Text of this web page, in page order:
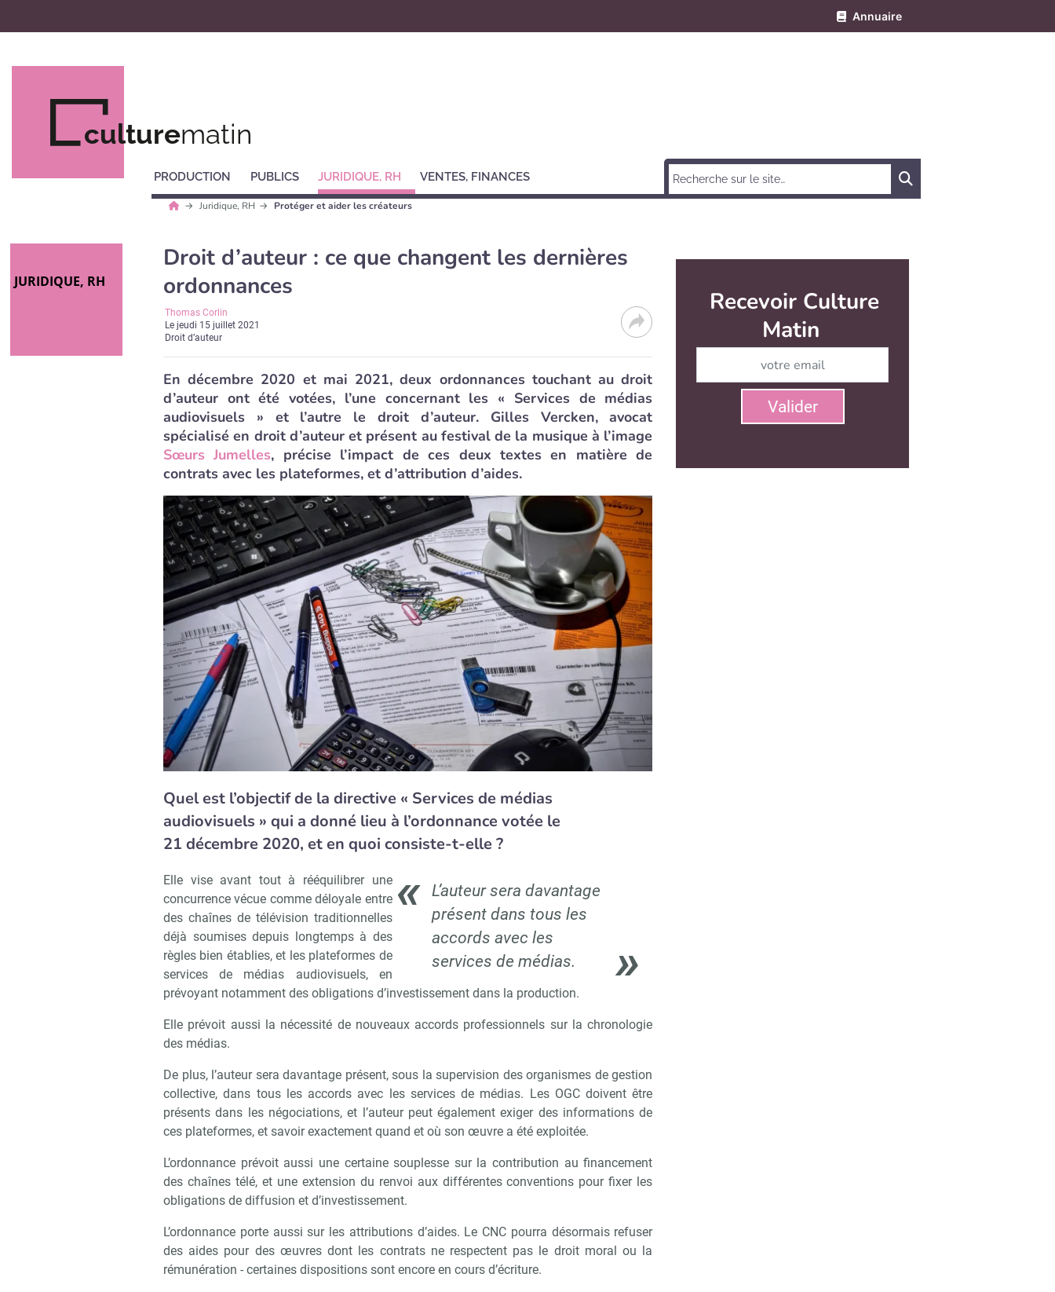
Annuaire
culturematin
PRODUCTION PUBLICS JURIDIQUE, RH VENTES, FINANCES
Juridique, RH Protéger et aider les créateurs
JURIDIQUE, RH
Droit d’auteur : ce que changent les dernières
ordonnances
Thomas Corlin
Lejeudi 15 juillet 2021
Droit d’auteur
En décembre 2020 et mai 2021, deux ordonnances touchant au droit
d’auteur ont été votées, l’une concernant les « Services de médias
audiovisuels » et l’autre le droit d’auteur. Gilles Vercken, avocat
spécialisé en droit d’auteur et présent au festival de la musique à l’image
Sœurs Jumelles, précise l’impact de ces deux textes en matière de
contrats avec les plateformes, et d’attribution d’aides.
Quel est l’objectif de la directive « Services de médias
audiovisuels » qui a donné lieu à l’ordonnance votée le
21 décembre 2020, et en quoi consiste-t-elle ?
L’auteur sera davantage
présent dans tous les
accords avec les
services de médias.
Elle vise avant tout à rééquilibrer une
concurrence vécue comme déloyale entre
des chaînes de télévision traditionnelles
déjà soumises depuis longtemps à des
règles bien établies, et les plateformes de
services de médias audiovisuels, en
prévoyant notamment des obligations d’investissement dans la production.
Elle prévoit aussi la nécessité de nouveaux accords professionnels sur la chronologie
des médias.
De plus, l’auteur sera davantage présent, sous la supervision des organismes de gestion
collective, dans tous les accords avec les services de médias. Les OGC doivent être
présents dans les négociations, et l’auteur peut également exiger des informations de
ces plateformes, et savoir exactement quand et où son œuvre a été exploitée.
L’ordonnance prévoit aussi une certaine souplesse sur la contribution au financement
des chaînes télé, et une extension du renvoi aux différentes conventions pour fixer les
obligations de diffusion et d’investissement.
L’ordonnance porte aussi sur les attributions d’aides. Le CNC pourra désormais refuser
des aides pour des œuvres dont les contrats ne respectent pas le droit moral ou la
rémunération - certaines dispositions sont encore en cours d’écriture.